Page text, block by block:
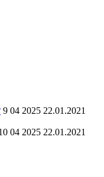
9 04 2025 22.01.2021
04 2025 22.01.2021